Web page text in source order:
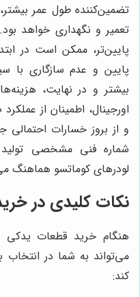
تضمین‌کننده طول عمر
تعمیر و نگهداری خواهد
پایین‌تر، ممکن است در
پایین و عدم سازگاری با
بیشتر و در نهایت،
اورجینال، اطمینان از
و از بروز خسارات احتمالی
شماره فنی مشخصی
لودرهای کوماتسو هماهنگ
نکات کلیدی در
هنگام خرید قطعات یدکی
می‌تواند به شما در
کند: